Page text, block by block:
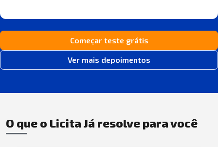
Começar teste grátis
Ver mais depoimentos
O que o Licita Já resolve para você